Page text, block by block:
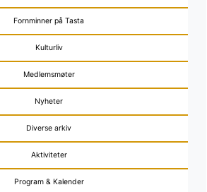
Fornminner på Tasta
Kulturliv
Medlemsmøter
Nyheter
Diverse arkiv
Aktiviteter
Program & Kalender